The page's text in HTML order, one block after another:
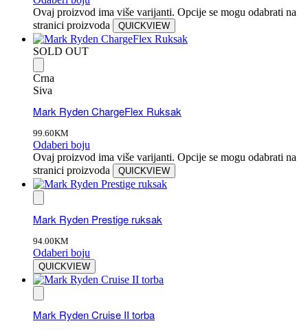
Ovaj proizvod ima više varijanti. Opcije se mogu odabrati na
stranici proizvoda
QUICKVIEW
SOLD OUT
Crna
Siva
Mark Ryden ChargeFlex Ruksak
99.60KM
Odaberi boju
Ovaj proizvod ima više varijanti. Opcije se mogu odabrati na
stranici proizvoda
QUICKVIEW
Mark Ryden Prestige ruksak
94.00KM
Odaberi boju
QUICKVIEW
Mark Ryden Cruise II torba